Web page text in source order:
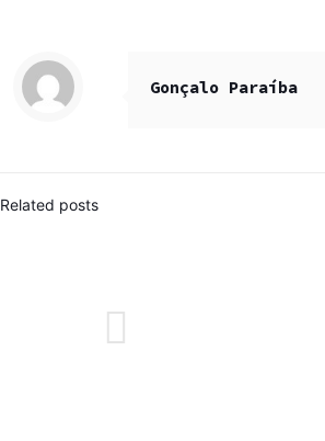
Gonçalo Paraíba
Related posts